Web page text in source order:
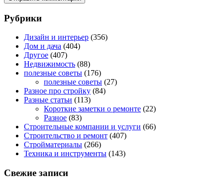
Рубрики
Дизайн и интерьер (356)
Дом и дача (404)
Другое (407)
Недвижимость (88)
полезные советы (176)
полезные советы (27)
Разное про стройку (84)
Разные статьи (113)
Короткие заметки о ремонте (22)
Разное (83)
Строительные компании и услуги (66)
Строительство и ремонт (407)
Стройматериалы (266)
Техника и инструменты (143)
Свежие записи